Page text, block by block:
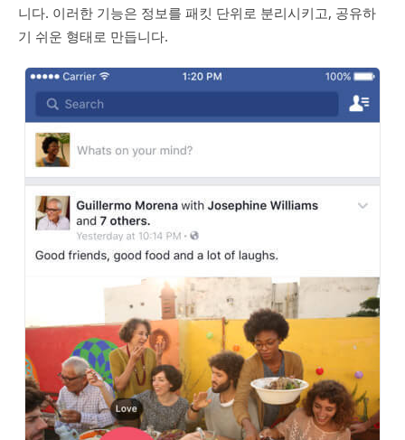
니다. 이러한 기능은 정보를 패킷 단위로 분리시키고, 공유하
기 쉬운 형태로 만듭니다.